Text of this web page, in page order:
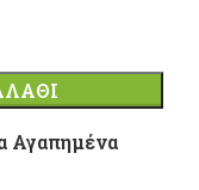
Αγαπημένα